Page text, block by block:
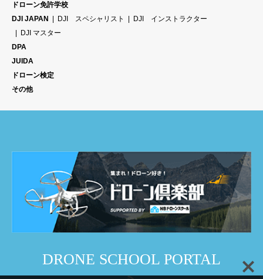
ドローン免許学校
DJI JAPAN
DJI スペシャリスト
DJI インストラクター
DJI マスター
DPA
JUIDA
ドローン検定
その他
DRONE SCHOOL PORTAL